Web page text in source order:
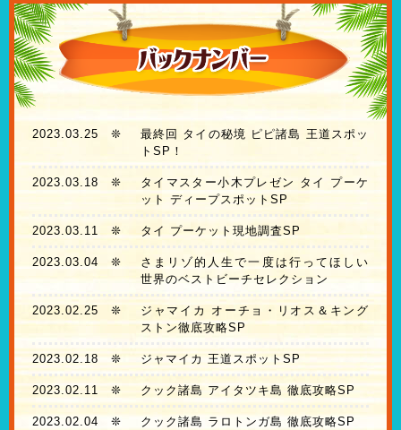
2023.03.25 ❊
最終回 タイの秘境 ピピ諸島 王道スポッ
トSP！
2023.03.18 ❊
タイマスター小木プレゼン タイ プーケ
ット ディープスポットSP
2023.03.11 ❊ タイ プーケット現地調査SP
2023.03.04 ❊
さまリゾ的人生で一度は行ってほしい
世界のベストビーチセレクション
2023.02.25 ❊
ジャマイカ オーチョ・リオス＆キング
ストン徹底攻略SP
2023.02.18❊ ジャマイカ 王道スポットSP
2023.02.11 ❊ クック諸島 アイタツキ島 徹底攻略SP
2023.02.04 ❊ クック諸島 ラロトンガ島 徹底攻略SP